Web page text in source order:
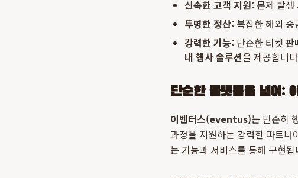
신속한 고객 지원: 문제 발
투명한 정산: 복잡한 해외
강력한 기능: 단순한 티켓
내 행사 솔루션을 제공합니
단순한 플랫폼을 넘어
이벤터스(eventus)는 단순히
과정을 지원하는 강력한 파트너
는 기능과 서비스를 통해 구현됩